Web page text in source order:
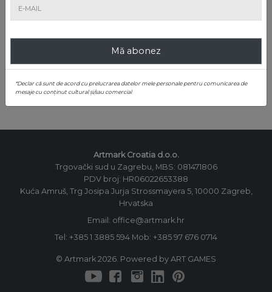
ABONAȚI-VĂ
Artmark Croatia d.o.o.
Trgovački sud u Zagrebu, MBS: 081471806
PDV broj: HR06022653388
Kuća Amruš, Trg Josipa Jurja Strossmayera 5, 10000 Zagreb,
Hrvatska
Email: office@artmark.hr
Tel: +385 1 3885 594 Mob: +385 97 676 0714
© Artmark 2026. Powered by ART GAMES
Mă abonez
*Declar că sunt de acord cu prelucrarea datelor mele personale pentru comunicarea de
mesaje cu conținut cultural și/sau comercial